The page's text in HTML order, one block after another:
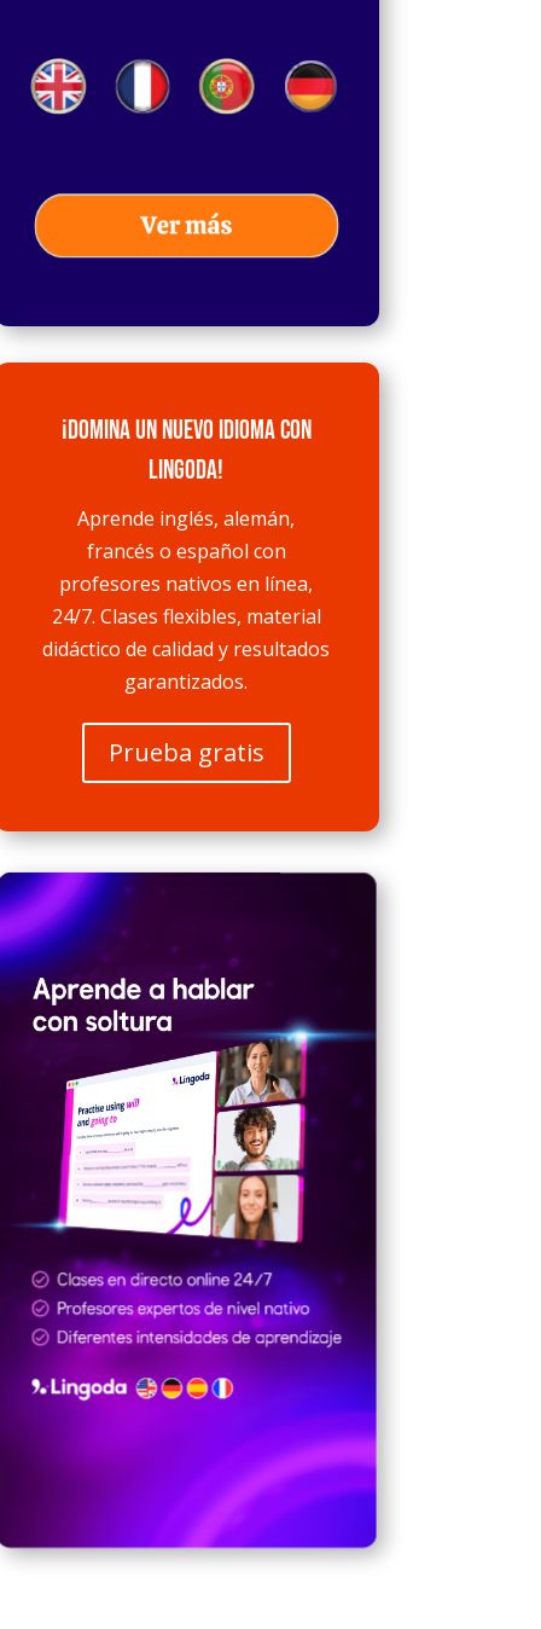
¡Domina un nuevo idioma con
Lingoda!
Aprende inglés, alemán,
francés o español con
profesores nativos en línea,
24/7. Clases flexibles, material
didáctico de calidad y resultados
garantizados.
Prueba gratis